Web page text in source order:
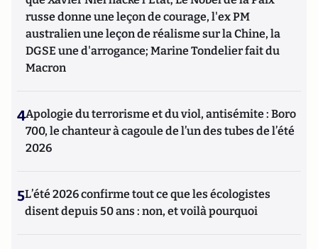
russe donne une leçon de courage, l'ex PM
australien une leçon de réalisme sur la Chine, la
DGSE une d'arrogance; Marine Tondelier fait du
Macron
4Apologie du terrorisme et du viol, antisémite : Boro
700, le chanteur à cagoule de l’un des tubes de l’été
2026
5L’été 2026 confirme tout ce que les écologistes
disent depuis 50 ans : non, et voilà pourquoi